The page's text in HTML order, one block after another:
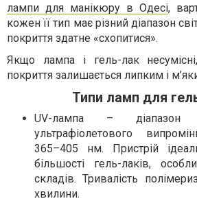
лампи для манікюру в Одесі,
кожен її тип має різний діапазон
покриття здатне «схопитися».
Якщо лампа і гель-лак
покриття залишається липким і
Типи ламп для
UV-лампа – діапазон
ультрафіолетового
365–405 нм. Пристрій
більшості гель-лаків,
складів. Тривалість
хвилини.